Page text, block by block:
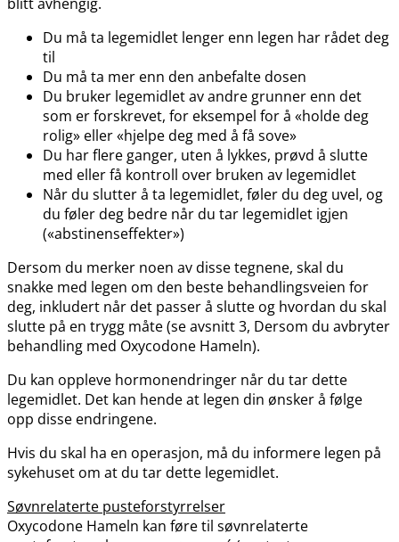
Du må ta legemidlet lenger enn legen har rådet deg
til
Du må ta mer enn den anbefalte dosen
Du bruker legemidlet av andre grunner enn det
som er forskrevet, for eksempel for å «holde deg
rolig» eller «hjelpe deg med å få sove»
Du har flere ganger, uten å lykkes, prøvd å slutte
med eller få kontroll over bruken av legemidlet
Når du slutter å ta legemidlet, føler du deg uvel, og
du føler deg bedre når du tar legemidlet igjen
(«abstinenseffekter»)
Dersom du merker noen av disse tegnene, skal du
snakke med legen om den beste behandlingsveien for
deg, inkludert når det passer å slutte og hvordan du skal
slutte på en trygg måte (se avsnitt 3, Dersom du avbryter
behandling med Oxycodone Hameln).
Du kan oppleve hormonendringer når du tar dette
legemidlet. Det kan hende at legen din ønsker å følge
opp disse endringene.
Hvis du skal ha en operasjon, må du informere legen på
sykehuset om at du tar dette legemidlet.
Søvnrelaterte pusteforstyrrelser
Oxycodone Hameln kan føre til søvnrelaterte